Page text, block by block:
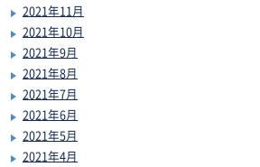
2021年11月
2021年10月
2021年9月
2021年8月
2021年7月
2021年6月
2021年5月
2021年4月